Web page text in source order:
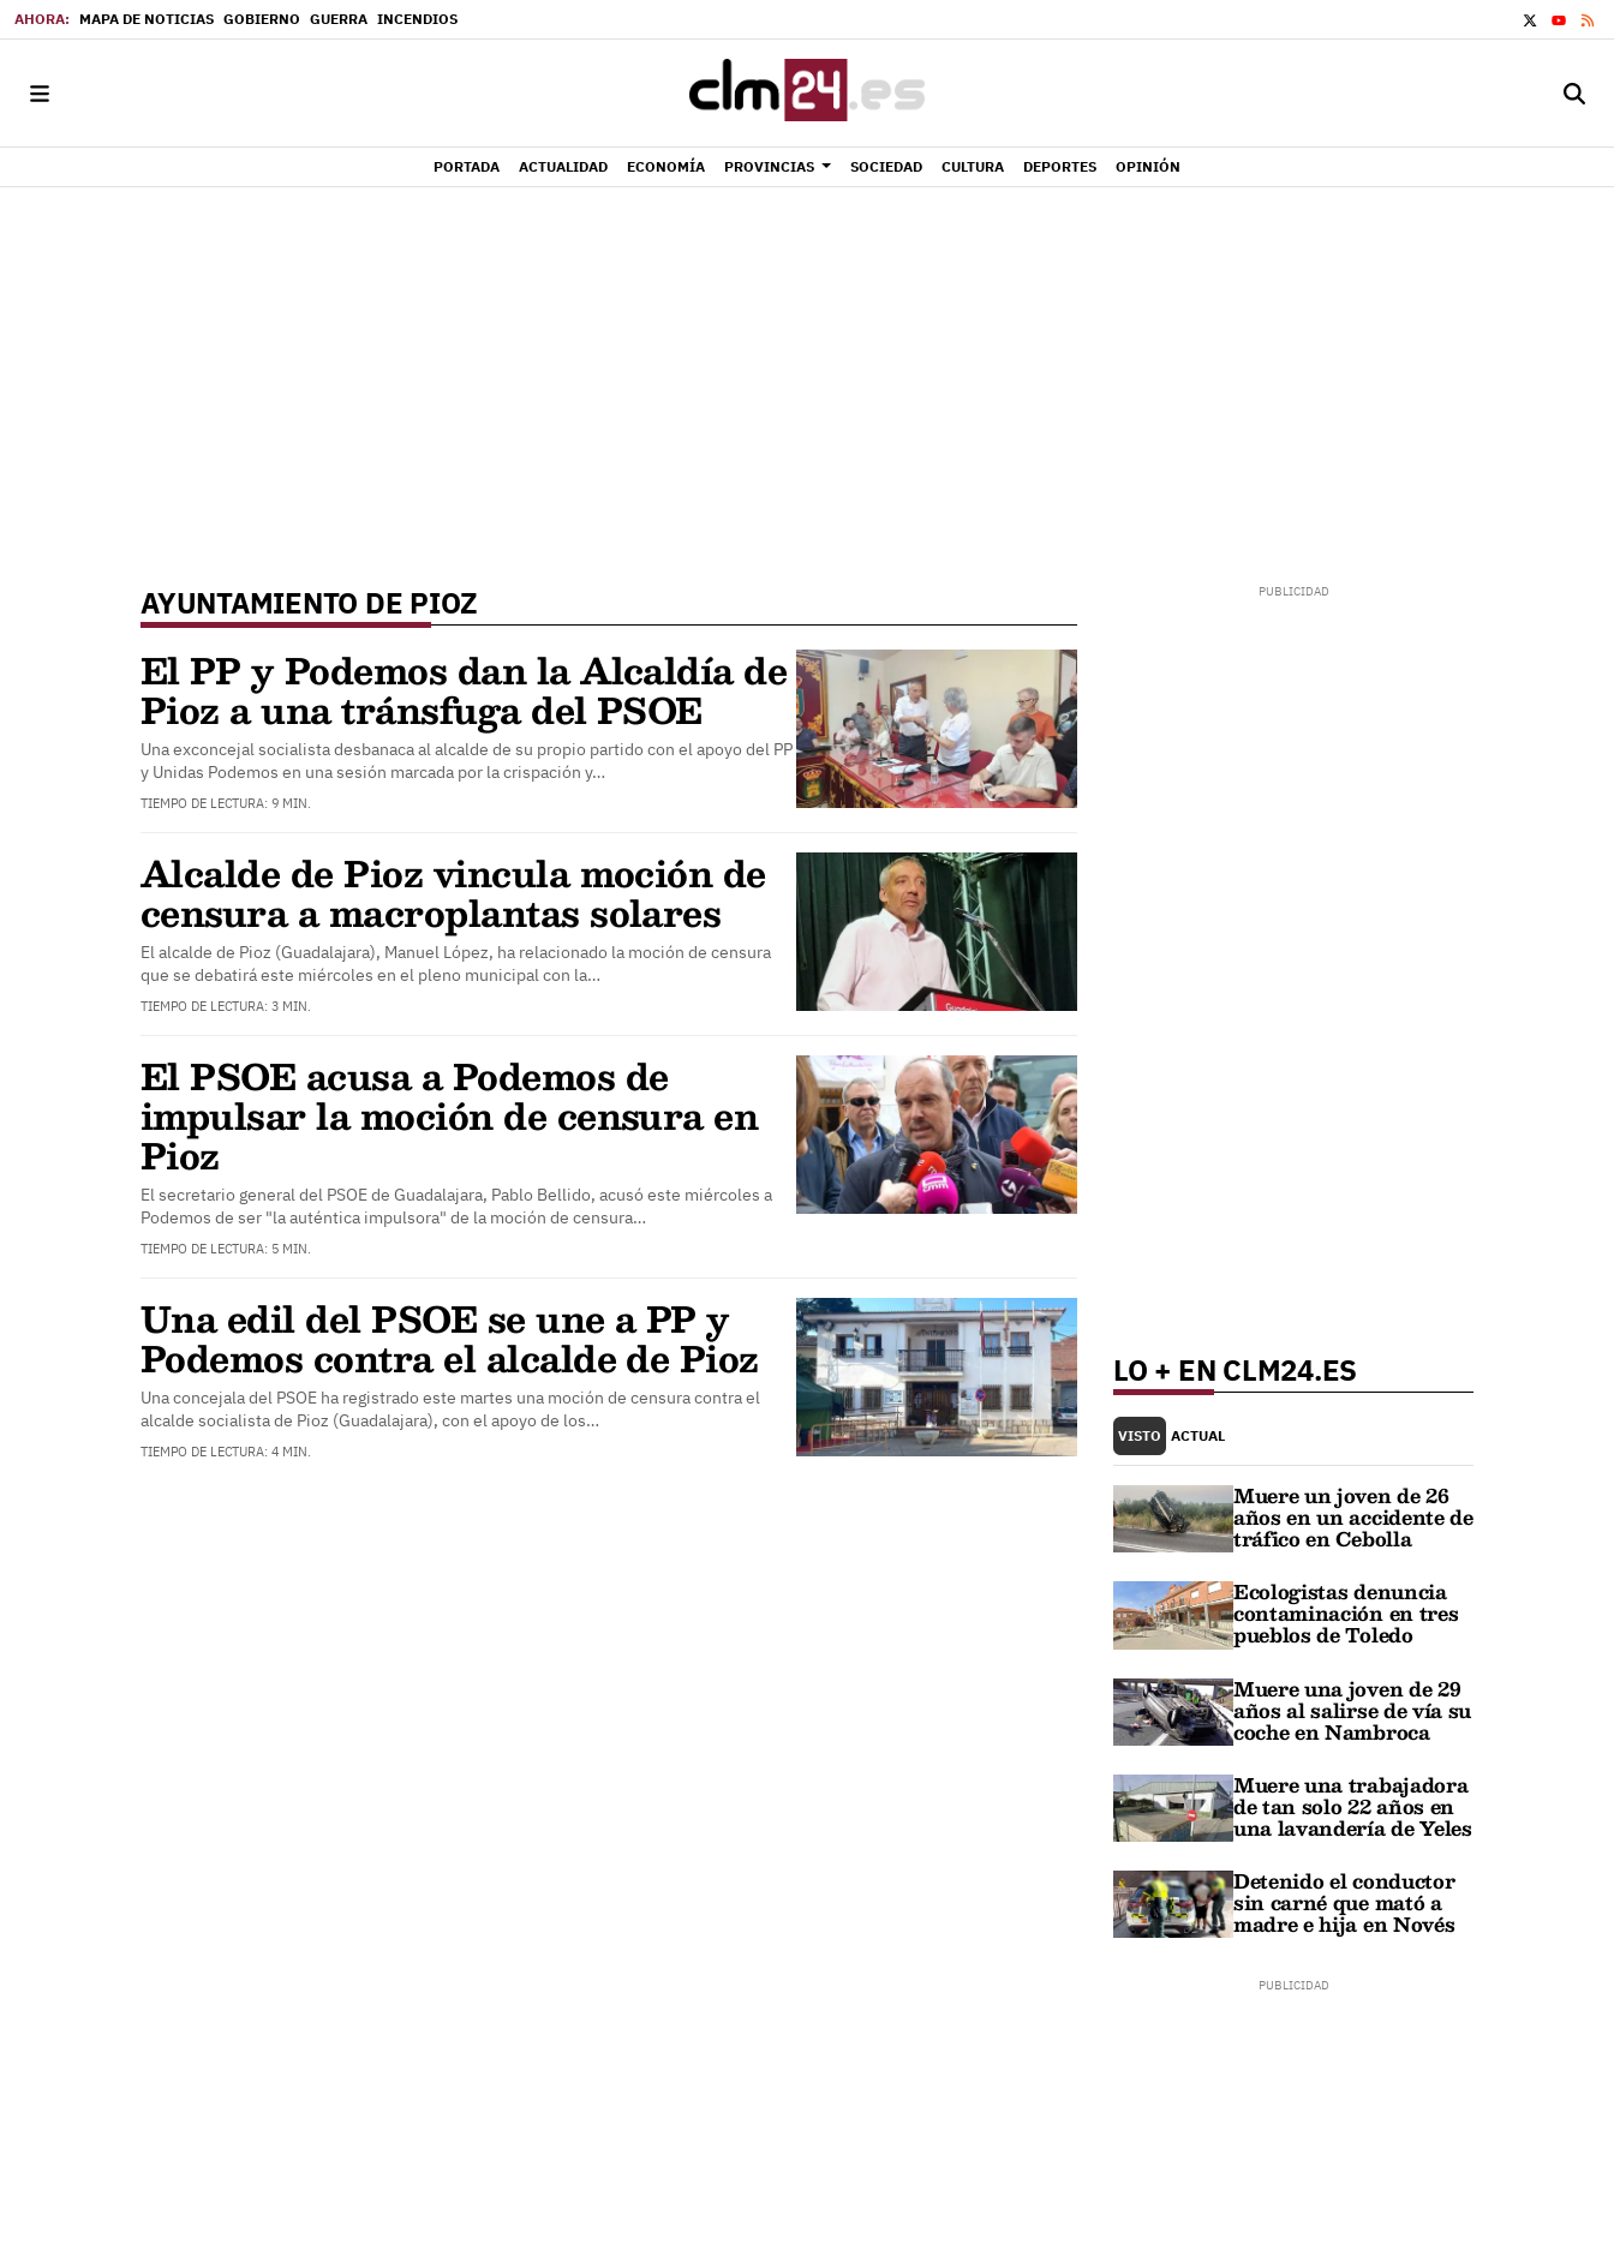
MAPA DE NOTICIAS GOBIERNO GUERRA INCENDIOS
YOUTUBE
PORTADA ACTUALIDAD ECONOMÍA PROVINCIAS SOCIEDAD CULTURA DEPORTES OPINIÓN
AYUNTAMIENTO DE PIOZ
El PP y Podemos dan la Alcaldía de
Pioz a una tránsfuga del PSOE
Una exconcejal socialista desbanaca al alcalde de su propio partido con el apoyo del PP
y Unidas Podemos en una sesión marcada por la crispación y…
TIEMPO DE LECTURA: 9 MIN.
Alcalde de Pioz vincula moción de
censura a macroplantas solares
El alcalde de Pioz (Guadalajara), Manuel López, ha relacionado la moción de censura
que se debatirá este miércoles en el pleno municipal con la…
TIEMPO DE LECTURA: 3 MIN.
El PSOE acusa a Podemos de
impulsar la moción de censura en
Pioz
El secretario general del PSOE de Guadalajara, Pablo Bellido, acusó este miércoles a
Podemos de ser "la auténtica impulsora" de la moción de censura…
TIEMPO DE LECTURA: 5 MIN.
Una edil del PSOE se une a PP y
Podemos contra el alcalde de Pioz
Una concejala del PSOE ha registrado este martes una moción de censura contra el
alcalde socialista de Pioz (Guadalajara), con el apoyo de los…
TIEMPO DE LECTURA: 4 MIN.
LO + EN CLM24.ES
VISTO ACTUAL
Muere un joven de 26
años en un accidente de
tráfico en Cebolla
Ecologistas denuncia
contaminación en tres
pueblos de Toledo
Muere una joven de 29
años al salirse de vía su
coche en Nambroca
Muere una trabajadora
de tan solo 22 años en
una lavandería de Yeles
Detenido el conductor
sin carné que mató a
madre e hija en Novés